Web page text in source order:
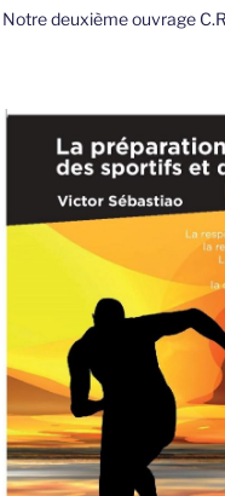
Notre deuxième ouvrage